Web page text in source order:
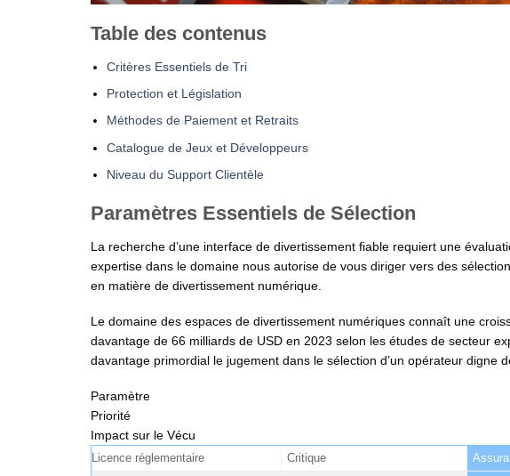
Table des contenus
Critères Essentiels de Tri
Protection et Législation
Méthodes de Paiement et Retraits
Catalogue de Jeux et Développeurs
Niveau du Support Clientèle
Paramètres Essentiels de Sélection
La recherche d’une interface de divertissement fiable requiert une
expertise dans le domaine nous autorise de vous diriger vers des
en matière de divertissement numérique.
Le domaine des espaces de divertissement numériques connaît une
davantage de 66 milliards de USD en 2023 selon les études de secteur
davantage primordial le jugement dans le sélection d’un opérateur digne
Paramètre
Priorité
Impact sur le Vécu
Licence réglementaire Critique